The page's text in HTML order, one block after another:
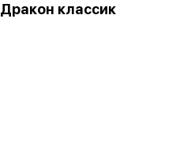
Дракон классик